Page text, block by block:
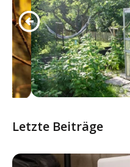
Letzte Beiträge